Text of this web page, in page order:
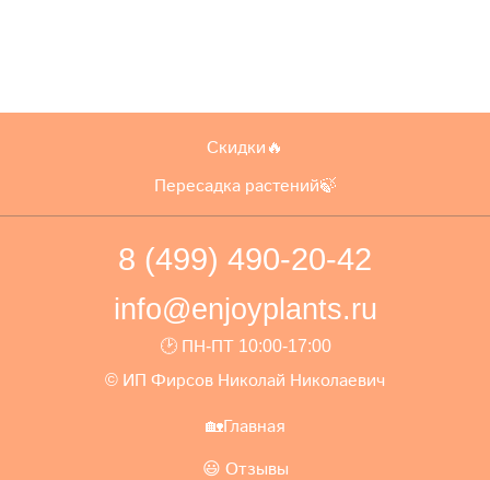
Скидки🔥
Пересадка растений🍃
8 (499) 490-20-42
info@enjoyplants.ru
🕑 ПН-ПТ 10:00-17:00
© ИП Фирсов Николай Николаевич
🏡Главная
😃 Отзывы